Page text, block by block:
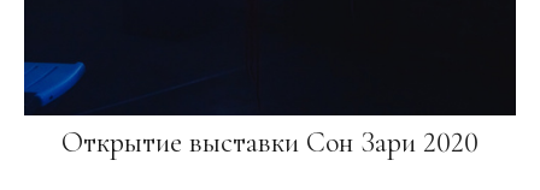
Открытие выставки Сон Зари 2020